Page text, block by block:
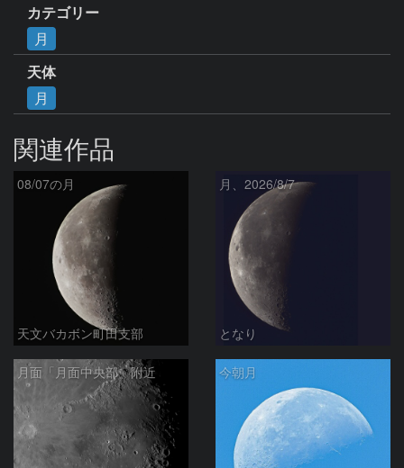
カテゴリー
月
天体
月
関連作品
08/07の月
天文バカボン町田支部
月、2026/8/7
となり
月面「月面中央部」附近 今朝月